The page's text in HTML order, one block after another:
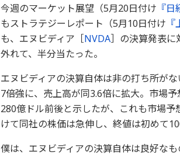
今週のマーケット展望（5月20日付け 『
もストラテジーレポート（5月10日付け
も、エヌビディア［NVDA］の決算発表に
外れて、半分当たった。
エヌビディアの決算自体は非の打ち所が
7倍強に、売上高が同3.6倍に拡大。市場
280億ドル前後と示したが、これも市場
けて同社の株価は急伸し、終値は初めて
僕は、エヌビディアの決算自体は良好な